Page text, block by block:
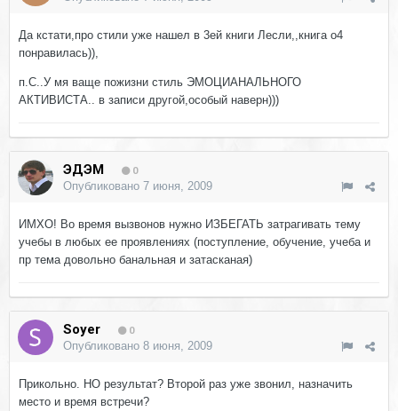
Да кстати,про стили уже нашел в 3ей книги Лесли,,книга о4
понравилась)),
п.С..У мя ваще пожизни стиль ЭМОЦИАНАЛЬНОГО
АКТИВИСТА.. в записи другой,особый наверн)))
ЭДЭМ 0
Опубликовано 7 июня, 2009
ИМХО! Во время вызвонов нужно ИЗБЕГАТЬ затрагивать тему
учебы в любых ее проявлениях (поступление, обучение, учеба и
пр тема довольно банальная и затасканая)
Soyer 0
Опубликовано 8 июня, 2009
Прикольно. НО результат? Второй раз уже звонил, назначить
место и время встречи?